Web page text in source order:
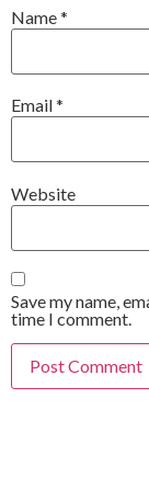
Name*
Email*
Website
Save my name,
time I comment.